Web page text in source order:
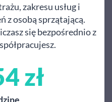
zakresu usług i
z osobą sprzątającą.
się bezpośrednio z
zł